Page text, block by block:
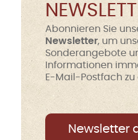
Abonnieren Sie
Newsletter, um
Sonderangebote
Informationen
E-Mail-Postfach zu
Newsletter